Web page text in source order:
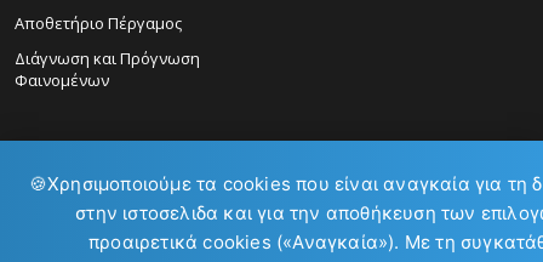
Αποθετήριο Πέργαμος
Διάγνωση και Πρόγνωση
Φαινομένων
ΕΠΙΚΟΙΝΩΝΙΑ:
🍪Χρησιμοποιούμε τα cookies που είναι αναγκαία για τη
στην ιστοσελιδα και για την αποθήκευση των
προαιρετικά cookies («Αναγκαία»). Με τη